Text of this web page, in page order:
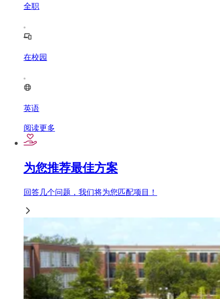
全职
在校园
英语
阅读更多
为您推荐最佳方案
回答几个问题，我们将为您匹配项目！